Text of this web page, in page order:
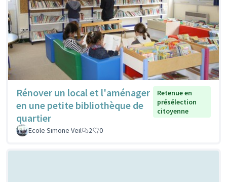
Rénover un local et l'aménager
en une petite bibliothèque de
quartier
Retenue en
présélection
citoyenne
Ecole Simone Veil 2 0